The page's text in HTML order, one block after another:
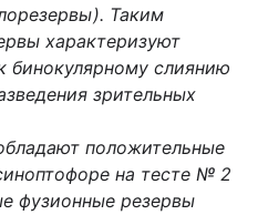
Таким
характеризуют
бинокулярному слиянию
зрительных
положительные
на тесте № 2
фузионные резервы